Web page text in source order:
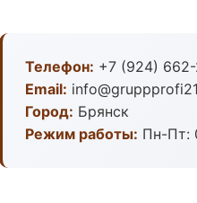
Телефон: +7 (924)
Email:
Город: Брянск
Режим работы: Пн-Пт: